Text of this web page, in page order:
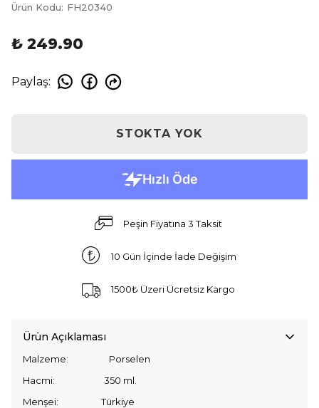
Ürün Kodu: FH20340
₺ 249.90
Paylaş:
STOKTA YOK
Peşin Fiyatına 3 Taksit
10 Gün İçinde İade Değişim
1500₺ Üzeri Ücretsiz Kargo
Ürün Açıklaması
Malzeme: Porselen
Hacmi: 350 ml.
Menşei: Türkiye